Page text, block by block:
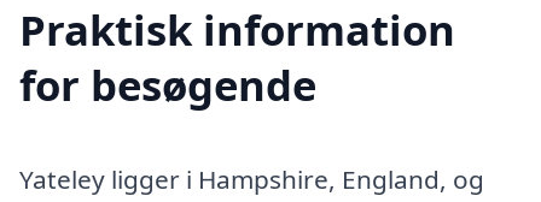
Praktisk information
for besøgende
Yateley ligger i Hampshire, England, og